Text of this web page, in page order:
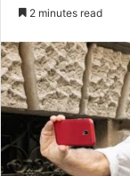
2 minutes read